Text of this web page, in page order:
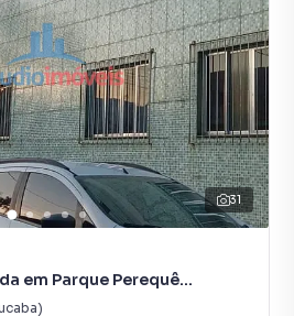
31
em Parque Perequê